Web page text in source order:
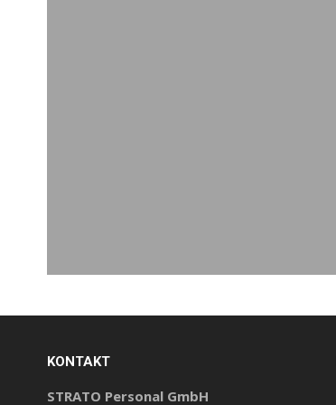
KONTAKT
STRATO Personal GmbH